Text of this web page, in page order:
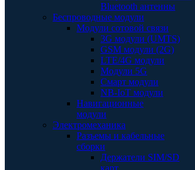
Bluetooth антенны
Беспроводные модули
Модули сотовой связи
3G модули (UMTS)
GSM модули (2G)
LTE/4G модули
Модули 5G
Смарт модули
NB-IoT модули
Навигационные
модули
Электромеханика
Разъемы и кабельные
сборки
Держатели SIM/SD
карт